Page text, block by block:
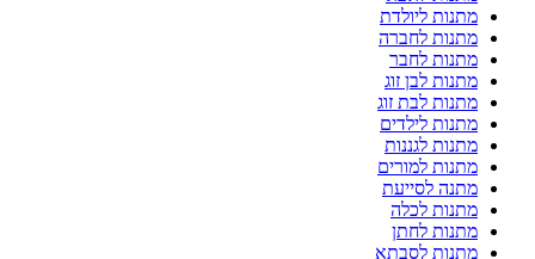
מתנות ליולדת
מתנות לחברה
מתנות לחבר
מתנות לבן זוג
מתנות לבת זוג
מתנות לילדים
מתנות לגננות
מתנות למורים
מתנה לסייעת
מתנות לכלה
מתנות לחתן
מתנות לסבתא